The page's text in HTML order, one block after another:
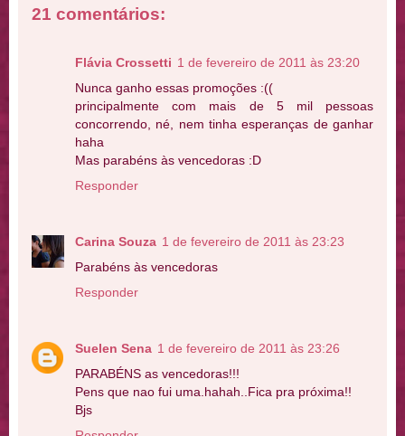
21 comentários:
Flávia Crossetti 1 de fevereiro de 2011 às 23:20
Nunca ganho essas promoções :((
principalmente com mais de 5 mil pessoas
concorrendo, né, nem tinha esperanças de ganhar
haha
Mas parabéns às vencedoras :D
Responder
Carina Souza 1 de fevereiro de 2011 às 23:23
Parabéns às vencedoras
Responder
Suelen Sena 1 de fevereiro de 2011 às 23:26
PARABÉNS as vencedoras!!!
Pens que nao fui uma.hahah..Fica pra próxima!!
Bjs